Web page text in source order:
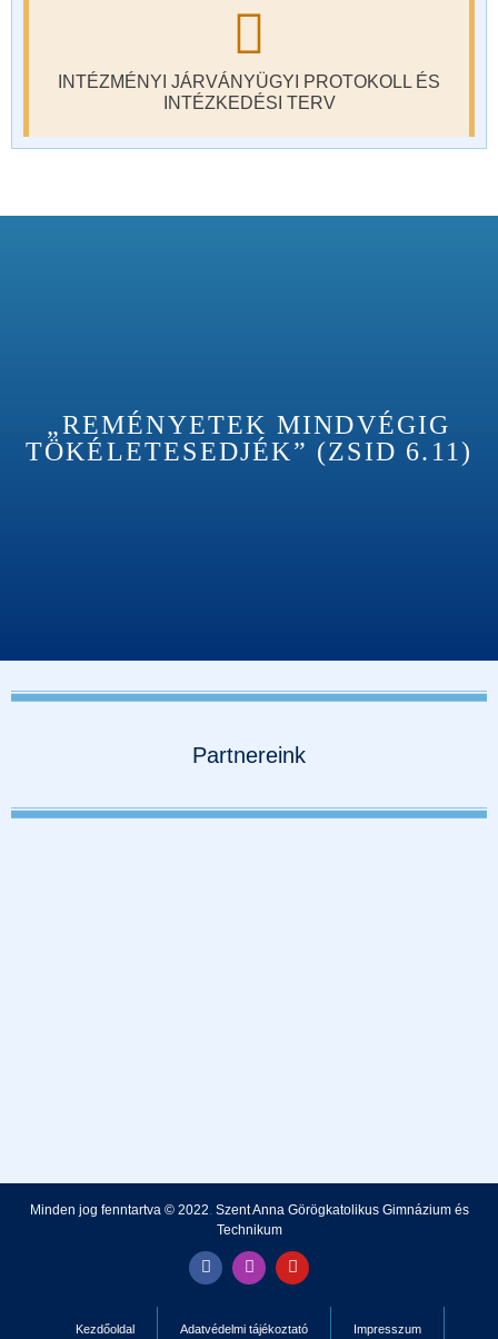
INTÉZMÉNYI JÁRVÁNYÜGYI PROTOKOLL ÉS
INTÉZKEDÉSI TERV
„REMÉNYETEK MINDVÉGIG
TÖKÉLETESEDJÉK” (ZSID 6.11)
Partnereink
Minden jog fenntartva © 2022. Szent Anna Görögkatolikus Gimnázium és
Technikum
Kezdőoldal Adatvédelmi tájékoztató Impresszum